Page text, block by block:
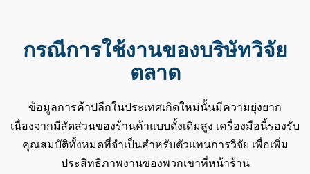
กรณีการใช้งานของบริษัทวิจัย
ตลาด
ข้อมูลการค้าปลีกในประเทศเกิดใหม่นั้นมีความยุ่งยาก
เนื่องจากมีสัดส่วนของร้านค้าแบบดั้งเดิมสูง เครื่องมือนี้รองรับ
คุณสมบัติทั้งหมดที่จำเป็นสำหรับตัวแทนการวิจัย เพื่อเพิ่ม
ประสิทธิภาพงานของพวกเขาที่หน้าร้าน